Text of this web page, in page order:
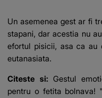
o
Un asemenea gest ar fi
stapani, dar acestia nu
efortul pisicii, asa ca au
eutanasiata.
Citeste si: Gestul
pentru o fetita bolnava!